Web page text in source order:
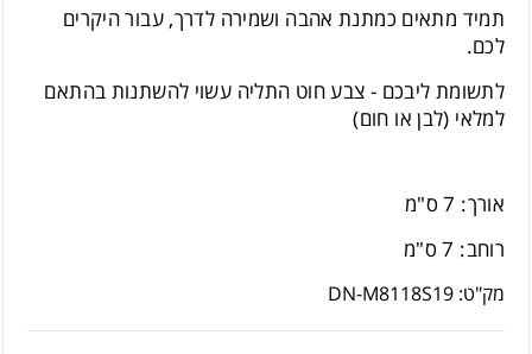
תמיד מתאים כמתנת אהבה ושמירה לדרך, עבור היקרים
לכם.
לתשומת ליבכם - צבע חוט התליה עשוי להשתנות בהתאם
למלאי (לבן או חום)
אורך: 7 ס"מ
רוחב: 7 ס"מ
מק"ט: DN-M8118S19